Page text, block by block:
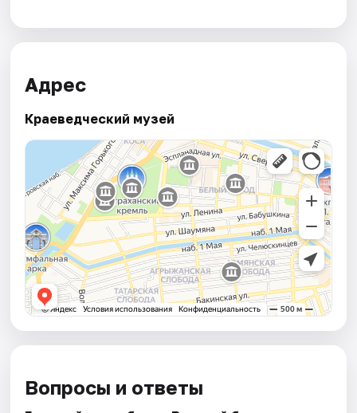
Адрес
Краеведческий музей
Вопросы и ответы